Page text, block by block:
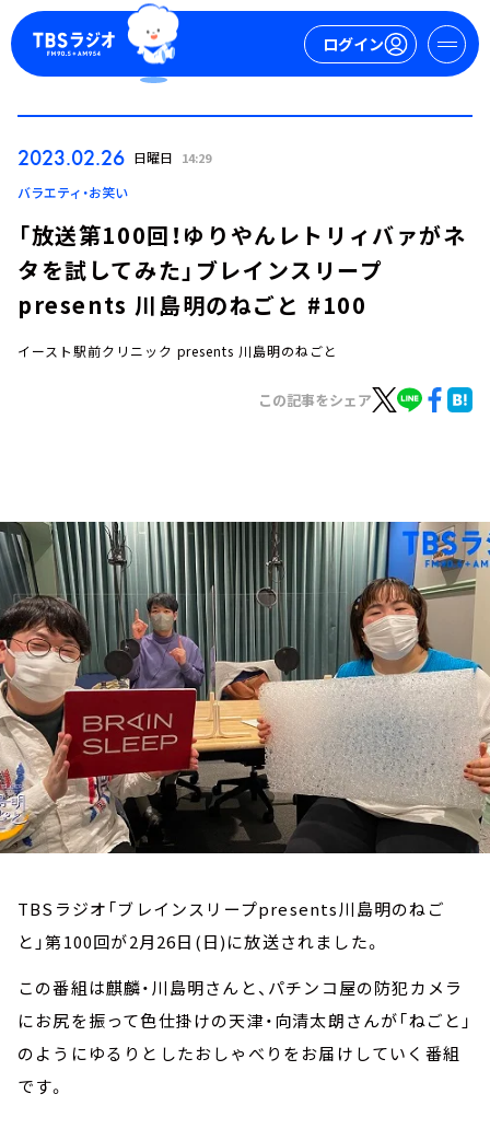
ログイン
ログイン
イベント・グッズ
YouTube
会社情報
2023.02.26 日曜日 14:29
バラエティ・お笑い
「放送第100回！ゆりやんレトリィバァがネ
タを試してみた」ブレインスリープ
presents 川島明のねごと #100
イースト駅前クリニック presents 川島明のねごと
この記事をシェア
TBSラジオ「ブレインスリープpresents川島明のねご
と」第100回が2月26日(日)に放送されました。
この番組は麒麟・川島明さんと、パチンコ屋の防犯カメラ
にお尻を振って色仕掛けの天津・向清太朗さんが「ねごと」
のようにゆるりとしたおしゃべりをお届けしていく番組
です。